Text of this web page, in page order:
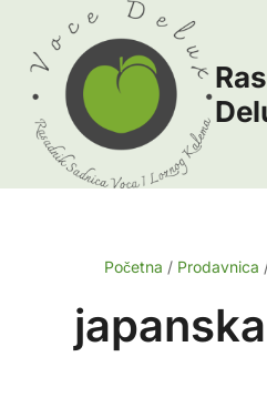
content
Početna / Prodavnica